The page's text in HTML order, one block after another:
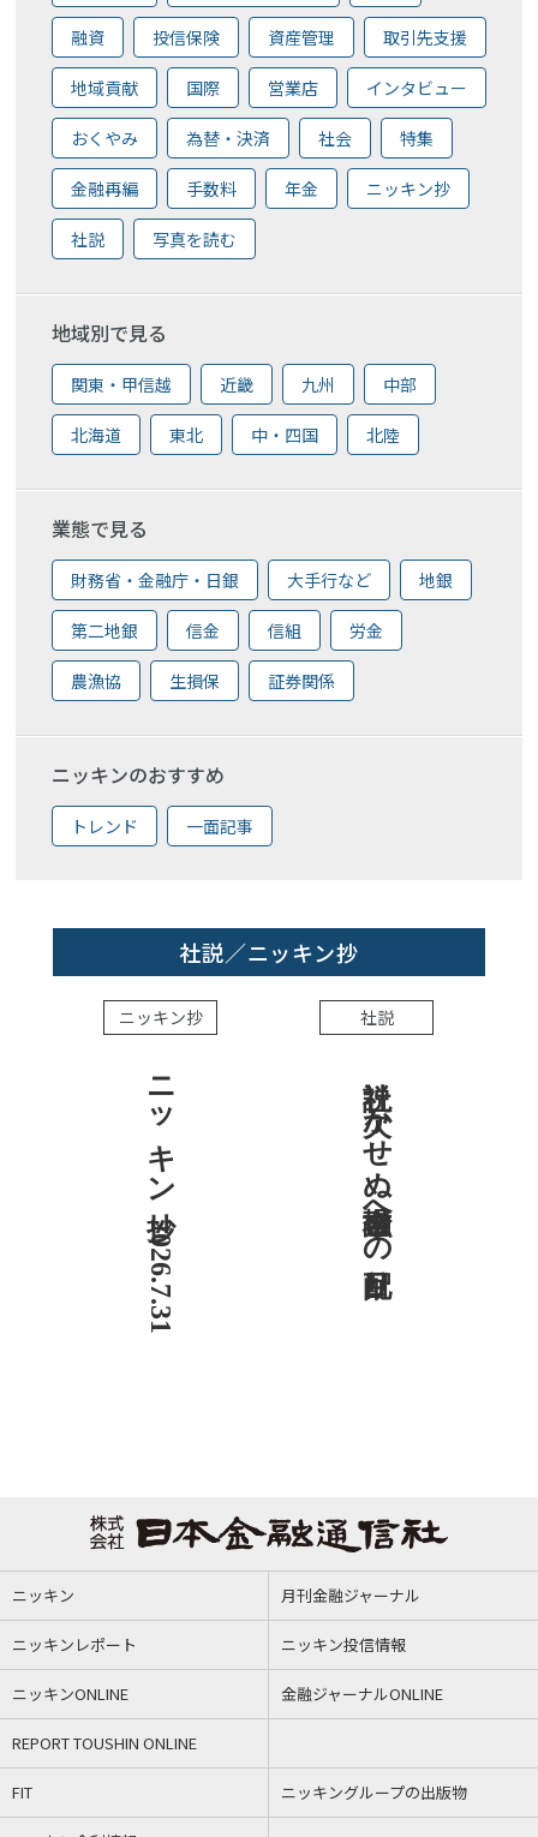
融資 投信保険 資産管理 取引先支援
地域貢献 国際 営業店 インタビュー
おくやみ 為替・決済 社会 特集
金融再編 手数料 年金 ニッキン抄
社説 写真を読む
地域別で見る
関東・甲信越 近畿 九州 中部
北海道 東北 中・四国 北陸
業態で見る
財務省・金融庁・日銀 大手行など 地銀
第二地銀 信金 信組 労金
農漁協 生損保 証券関係
ニッキンのおすすめ
トレンド 一面記事
社説／ニッキン抄
ニッキン抄
ニッキン抄 2026.7.31
社説
社説 欠かせぬ金融市場への目配り
ニッキン 月刊金融ジャーナル
ニッキンレポート ニッキン投信情報
ニッキンONLINE 金融ジャーナルONLINE
REPORT TOUSHIN ONLINE
FIT ニッキングループの出版物